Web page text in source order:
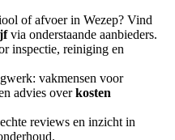
of afvoer in Wezep? Vind
via onderstaande aanbieders.
inspectie, reiniging en
vakmensen voor
advies overkosten
reviews en inzicht in